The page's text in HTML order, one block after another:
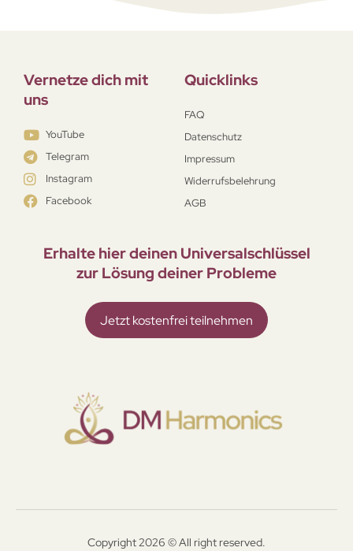
Vernetze dich mit
uns
YouTube
Telegram
Instagram
Facebook
Quicklinks
FAQ
Datenschutz
Impressum
Widerrufsbelehrung
AGB
Erhalte hier deinen Universal­schlüssel
zur Lösung deiner Probleme
Jetzt kostenfrei teilnehmen
Copyright 2026 © All right reserved.